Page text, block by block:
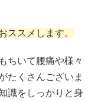
ススメします。
ちいて腰痛や様々
たくさんございま
識をしっかりと身